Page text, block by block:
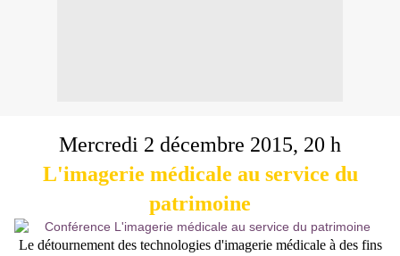
Mercredi 2 décembre 2015, 20 h
L'imagerie médicale au service du
patrimoine
Le détournement des technologies d'imagerie médicale à des fins